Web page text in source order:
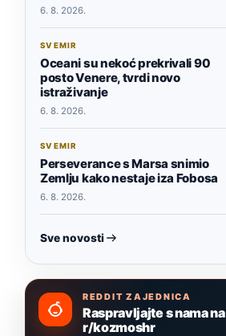
6. 8. 2026.
SVEMIR
Oceani su nekoć prekrivali 90
posto Venere, tvrdi novo
istraživanje
6. 8. 2026.
SVEMIR
Perseverance s Marsa snimio
Zemlju kako nestaje iza Fobosa
6. 8. 2026.
Sve novosti
REDDIT ZAJEDNICA
Raspravljajte s nama na
r/kozmoshr